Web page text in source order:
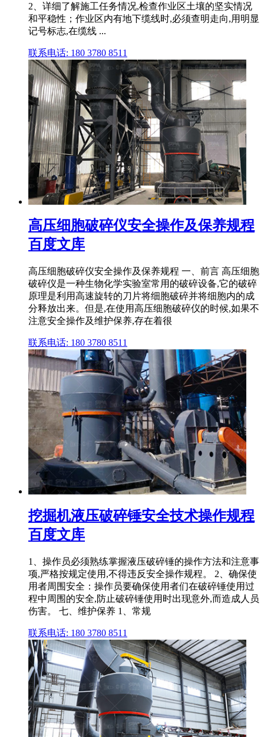
2、详细了解施工任务情况,检查作业区土壤的坚实情况
和平稳性；作业区内有地下缆线时,必须查明走向,用明显
记号标志,在缆线 ...
联系电话: 180 3780 8511
高压细胞破碎仪安全操作及保养规程
百度文库
高压细胞破碎仪安全操作及保养规程 一、前言 高压细胞
破碎仪是一种生物化学实验室常用的破碎设备,它的破碎
原理是利用高速旋转的刀片将细胞破碎并将细胞内的成
分释放出来。但是,在使用高压细胞破碎仪的时候,如果不
注意安全操作及维护保养,存在着很
联系电话: 180 3780 8511
挖掘机液压破碎锤安全技术操作规程
百度文库
1、操作员必须熟练掌握液压破碎锤的操作方法和注意事
项,严格按规定使用,不得违反安全操作规程。 2、确保使
用者周围安全：操作员要确保使用者们在破碎锤使用过
程中周围的安全,防止破碎锤使用时出现意外,而造成人员
伤害。 七、维护保养 1、常规
联系电话: 180 3780 8511